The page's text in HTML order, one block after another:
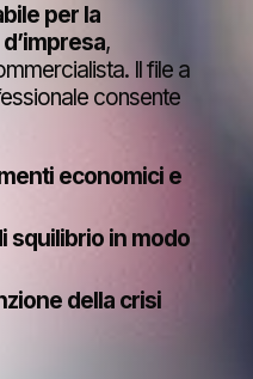
per la
,
Il file a
consente
economici e
squilibrio in modo
della crisi